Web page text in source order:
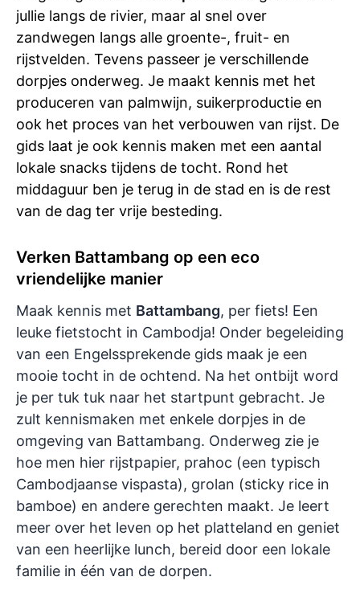
jullie langs de rivier, maar al snel over
zandwegen langs alle groente-, fruit- en
rijstvelden. Tevens passeer je verschillende
dorpjes onderweg. Je maakt kennis met het
produceren van palmwijn, suikerproductie en
ook het proces van het verbouwen van rijst. De
gids laat je ook kennis maken met een aantal
lokale snacks tijdens de tocht. Rond het
middaguur ben je terug in de stad en is de rest
van de dag ter vrije besteding.
Verken Battambang op een eco
vriendelijke manier
Maak kennis met Battambang, per fiets! Een
leuke fietstocht in Cambodja! Onder begeleiding
van een Engelssprekende gids maak je een
mooie tocht in de ochtend. Na het ontbijt word
je per tuk tuk naar het startpunt gebracht. Je
zult kennismaken met enkele dorpjes in de
omgeving van Battambang. Onderweg zie je
hoe men hier rijstpapier, prahoc (een typisch
Cambodjaanse vispasta), grolan (sticky rice in
bamboe) en andere gerechten maakt. Je leert
meer over het leven op het platteland en geniet
van een heerlijke lunch, bereid door een lokale
familie in één van de dorpen.